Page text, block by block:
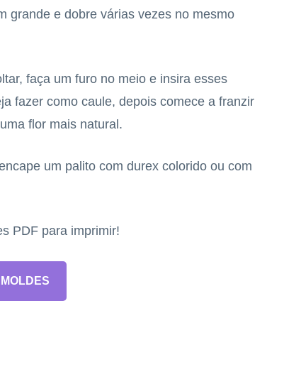
grande e dobre várias vezes no mesmo
faça um furo no meio e insira esses
fazer como caule, depois comece a franzir
flor mais natural.
um palito com durex colorido ou com
PDF para imprimir!